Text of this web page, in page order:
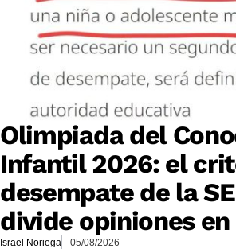
Olimpiada del
Infantil 2026: el
desempate de la
divide opiniones en
Israel Noriega 05/08/2026